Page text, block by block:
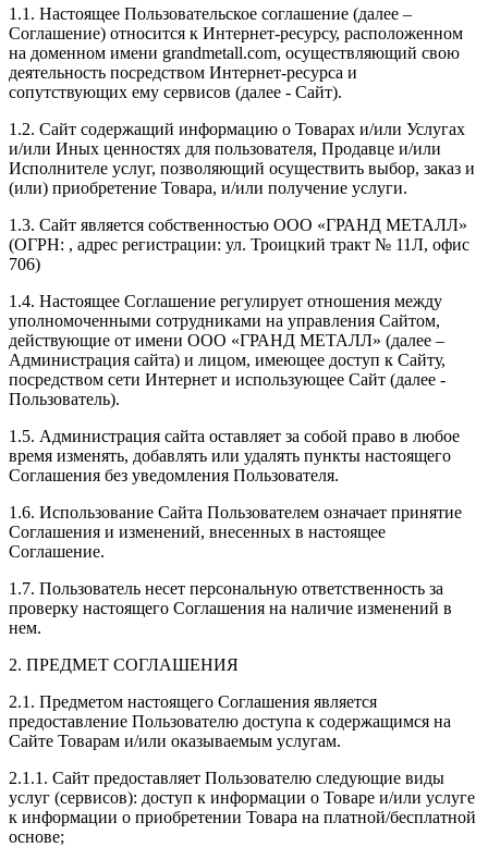
1.1. Настоящее Пользовательское соглашение (далее –
Соглашение) относится к Интернет-ресурсу, расположенном
на доменном имени grandmetall.com, осуществляющий свою
деятельность посредством Интернет-ресурса и
сопутствующих ему сервисов (далее - Сайт).
1.2. Сайт содержащий информацию о Товарах и/или Услугах
и/или Иных ценностях для пользователя, Продавце и/или
Исполнителе услуг, позволяющий осуществить выбор, заказ и
(или) приобретение Товара, и/или получение услуги.
1.3. Сайт является собственностью ООО «ГРАНД МЕТАЛЛ»
(ОГРН: , адрес регистрации: ул. Троицкий тракт № 11Л, офис
706)
1.4. Настоящее Соглашение регулирует отношения между
уполномоченными сотрудниками на управления Сайтом,
действующие от имени ООО «ГРАНД МЕТАЛЛ» (далее –
Администрация сайта) и лицом, имеющее доступ к Сайту,
посредством сети Интернет и использующее Сайт (далее -
Пользователь).
1.5. Администрация сайта оставляет за собой право в любое
время изменять, добавлять или удалять пункты настоящего
Соглашения без уведомления Пользователя.
1.6. Использование Сайта Пользователем означает принятие
Соглашения и изменений, внесенных в настоящее
Соглашение.
1.7. Пользователь несет персональную ответственность за
проверку настоящего Соглашения на наличие изменений в
нем.
2. ПРЕДМЕТ СОГЛАШЕНИЯ
2.1. Предметом настоящего Соглашения является
предоставление Пользователю доступа к содержащимся на
Сайте Товарам и/или оказываемым услугам.
2.1.1. Сайт предоставляет Пользователю следующие виды
услуг (сервисов): доступ к информации о Товаре и/или услуге
к информации о приобретении Товара на платной/бесплатной
основе;